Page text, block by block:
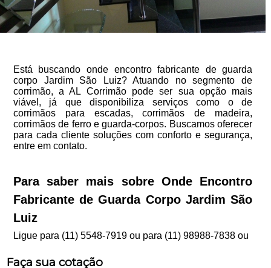
Está buscando onde encontro fabricante de guarda
corpo Jardim São Luiz? Atuando no segmento de
corrimão, a AL Corrimão pode ser sua opção mais
viável, já que disponibiliza serviços como o de
corrimãos para escadas, corrimãos de madeira,
corrimãos de ferro e guarda-corpos. Buscamos oferecer
para cada cliente soluções com conforto e segurança,
entre em contato.
Para saber mais sobre Onde Encontro
Fabricante de Guarda Corpo Jardim São
Luiz
Ligue para (11) 5548-7919ou para (11) 98988-7838ou
Faça sua cotação